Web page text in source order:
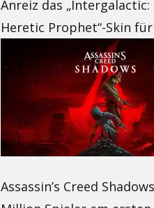
Anreiz das „Intergalactic:
Heretic Prophet“-Skin
Assassin’s Creed